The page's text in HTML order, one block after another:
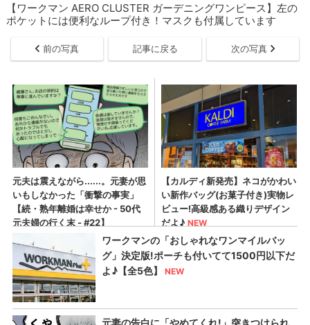
【ワークマン AERO CLUSTER ガーデニングワンピース】左の
ポケットには便利なループ付き！マスクも付属しています
前の写真 記事に戻る 次の写真